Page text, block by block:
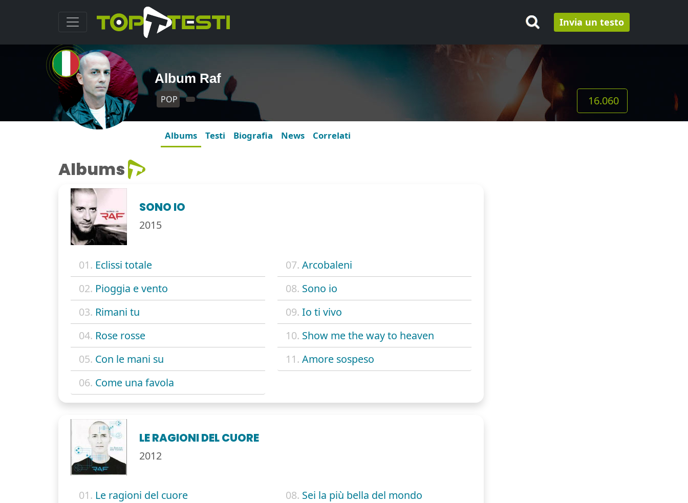
Invia un testo
Album Raf
POP 16.060
Albums Testi Biografia News Correlati
Albums
SONO IO
2015
01. Eclissi totale
02. Pioggia e vento
03. Rimani tu
04. Rose rosse
05. Con le mani su
06. Come una favola
07. Arcobaleni
08. Sono io
09. Io ti vivo
10. Show me the way to heaven
11. Amore sospeso
LE RAGIONI DEL CUORE
2012
01. Le ragioni del cuore
08. Sei la più bella del mondo